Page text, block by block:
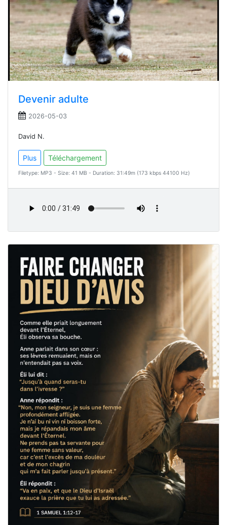
Devenir adulte
2026-05-03
David N.
Plus Téléchargement
Filetype: MP3 - Size: 41 MB - Duration: 31:49m (173 kbps 44100 Hz)